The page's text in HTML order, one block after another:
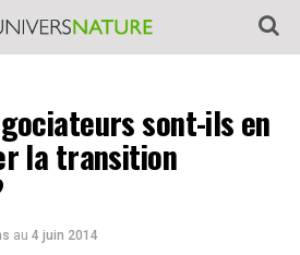
sont-ils en
la transition
au 4 juin 2014